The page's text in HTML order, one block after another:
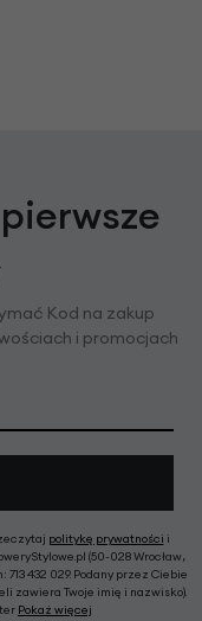
Kod na zakup
i promocjach
politykę prywatności i
(50-028 Wrocław,
432 029. Podany przez Ciebie
zawiera Twoje imię i nazwisko).
Pokaż więcej